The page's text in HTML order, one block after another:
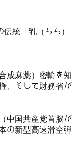
統「乳（ちち）
成麻薬）密輸を知
、そして財務省が
中国共産党首脳が
の新型高速滑空弾